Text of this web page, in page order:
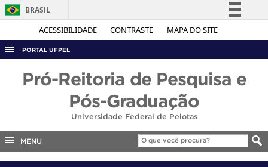
ACESSIBILIDADE CONTRASTE MAPA DO SITE
BRASIL
Simplifique!
Acesso à informação
Legislação
Canais
PORTAL UFPEL
CONCURSOS
EDITAIS
Pró-Reitoria de Pesquisa e
Pós-Graduação
Universidade Federal de Pelotas
MENU